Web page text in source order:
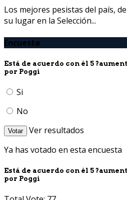
Los mejores pesistas del país,
su lugar en la Selección...
Encuesta
Está de acuerdo con él 5
por Poggi
Si
No
Votar
Ver resultados
Ya has votado en esta encuesta
Está de acuerdo con él 5
por Poggi